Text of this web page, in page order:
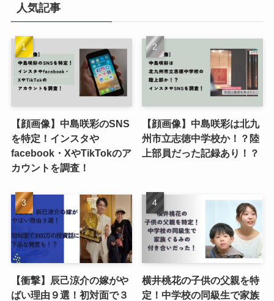
人気記事
【顔画像】中島咲彩のSNS
を特定！インスタや
facebook・XやTikTokのア
カウントを調査！
【顔画像】中島咲彩は北九
州市立志徳中学校か！？陸
上部員だった記録あり！？
【衝撃】辰己涼介の嫁がや
ばい理由９選！初対面で３
横井桃花の子供の父親を特
定！中学校の同級生で家族